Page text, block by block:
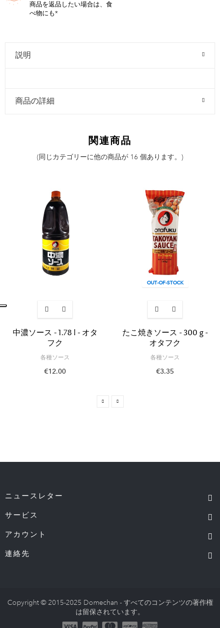
商品を返品したい場合は、食
べ物にも*
説明
商品の詳細
関連商品
(同じカテゴリーに他の商品が 16 個あります。)
中濃ソース - 1.78 l - オタ
フク
各種ソース
€12.00
OUT-OF-STOCK
たこ焼きソース - 300 g -
オタフク
各種ソース
€3.35
ニュースレター
サービス
アカウント
連絡先
Copyright © 2015-2025 Domechan - すべてのコンテンツの著作権
は留保されています。